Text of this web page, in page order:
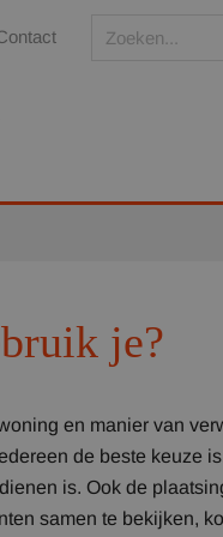
je?
en manier van
de beste keuze
is. Ook de
samen te bekijken,